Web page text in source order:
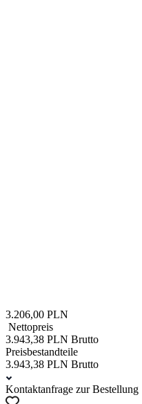
3.206,00 PLN
Nettopreis
3.943,38 PLN Brutto
Preisbestandteile
3.943,38 PLN Brutto
Kontaktanfrage zur Bestellung